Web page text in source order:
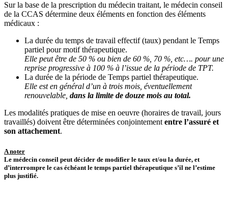
Sur la base de la prescription du médecin traitant, le médecin conseil
de la CCAS détermine deux éléments en fonction des éléments
médicaux :
La durée du temps de travail effectif (taux) pendant le Temps
partiel pour motif thérapeutique.
Elle peut être de 50 % ou bien de 60 %, 70 %, etc…. pour une
reprise progressive à 100 % à l’issue de la période de TPT.
La durée de la période de Temps partiel thérapeutique.
Elle est en général d’un à trois mois, éventuellement
renouvelable, dans la limite de douze mois au total.
Les modalités pratiques de mise en oeuvre (horaires de travail, jours
travaillés) doivent être déterminées conjointemententre l’assuré et
son attachement.
A noter
Le médecin conseil peut décider de modifier le taux et/ou la durée, et
d’interrompre le cas échéant le temps partiel thérapeutique s’il ne l’estime
plus justifié.